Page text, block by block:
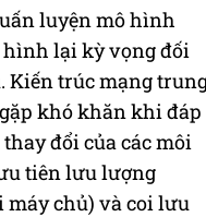
luyện mô hình
lại kỳ vọng đối
Kiến trúc mạng
khó khăn khi đáp
đổi của các môi
tiên lưu lượng
máy chủ) và coi lưu